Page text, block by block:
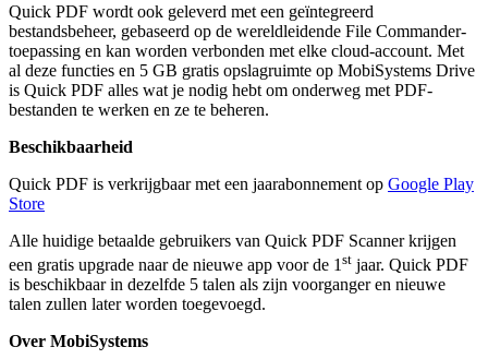
Quick PDF wordt ook geleverd met een geïntegreerd
bestandsbeheer, gebaseerd op de wereldleidende File Commander-
toepassing en kan worden verbonden met elke cloud-account. Met
al deze functies en 5 GB gratis opslagruimte op MobiSystems Drive
is Quick PDF alles wat je nodig hebt om onderweg met PDF-
bestanden te werken en ze te beheren.
Beschikbaarheid
Quick PDF is verkrijgbaar met een jaarabonnement op Google Play
Store
Alle huidige betaalde gebruikers van Quick PDF Scanner krijgen
een gratis upgrade naar de nieuwe app voor de 1 st jaar. Quick PDF
is beschikbaar in dezelfde 5 talen als zijn voorganger en nieuwe
talen zullen later worden toegevoegd.
Over MobiSystems